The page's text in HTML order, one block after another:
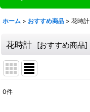
ホーム > おすすめ商品 > 花時計
花時計 [おすすめ商品]
0件